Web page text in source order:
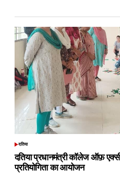
POSTED
दतिया
दतिया प्रधानमंत्री कॉलेज ऑफ़
प्रतियोगिता का आयोजन